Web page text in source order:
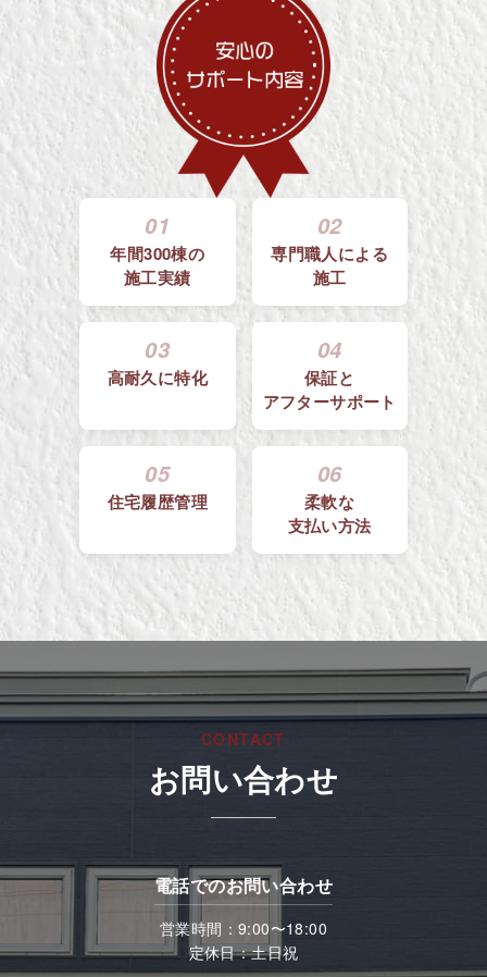
01
年間300棟の
施工実績
02
専門職人による
施工
03
高耐久に特化
04
保証と
アフターサポート
05
住宅履歴管理
06
柔軟な
支払い方法
CONTACT
お問い合わせ
電話でのお問い合わせ
営業時間：9:00〜18:00
定休日：土日祝